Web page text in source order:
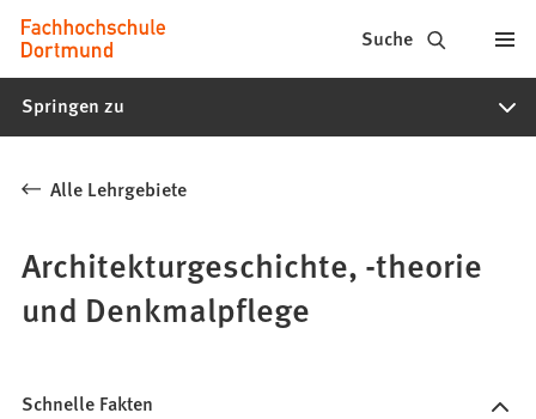
Inhalt anspringen
Fachhochschule
Dortmund
-
Studiengänge,
Bewerbung
Suche
Springen zu
Alle Lehrgebiete
Architekturgeschichte, -theorie
und Denkmalpflege
Schnelle Fakten